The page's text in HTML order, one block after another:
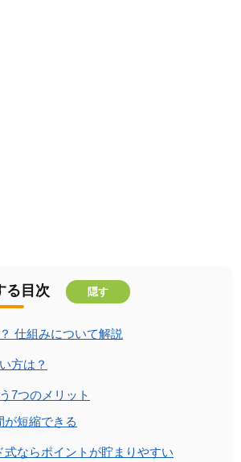
る目次 隠す
仕組みについて解説
方は？
7つのメリット
が短縮できる
式ならポイントが貯まりやすい